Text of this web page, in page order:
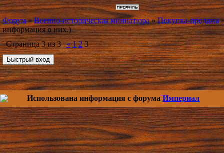
Форум » Военно-историческая миниатюра » Покупка-продажа
информация о них.)
Страница3из3 « 1 2 3
Использована информация с форума Империал